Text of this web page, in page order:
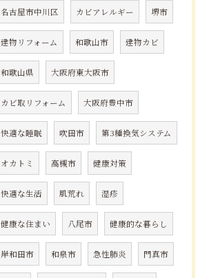
名古屋市中川区 カビアレルギー 堺市
建物リフォーム 和歌山市 建物カビ
和歌山県 大阪府東大阪市
カビ取リフォーム 大阪府豊中市
快適な睡眠 吹田市 第3種換気システム
オカトミ 高槻市 健康対策
快適な生活 肌荒れ 湿疹
健康な住まい 八尾市 健康的な暮らし
岸和田市 和泉市 急性肺炎 門真市